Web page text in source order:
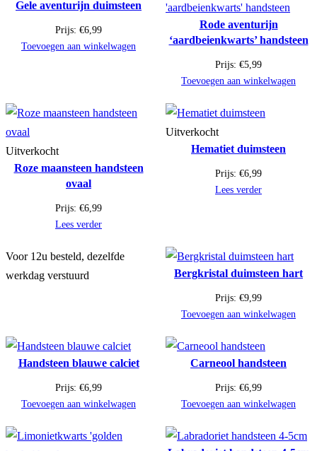
Gele aventurijn duimsteen
Prijs: €6,99
Toevoegen aan winkelwagen
Rode aventurijn
‘aardbeienkwarts’ handsteen
Prijs: €5,99
Toevoegen aan winkelwagen
Uitverkocht
Roze maansteen handsteen
ovaal
Prijs: €6,99
Lees verder
Uitverkocht
Hematiet duimsteen
Prijs: €6,99
Lees verder
Voor 12u besteld, dezelfde
werkdag verstuurd
Bergkristal duimsteen hart
Prijs: €9,99
Toevoegen aan winkelwagen
Handsteen blauwe calciet
Prijs: €6,99
Toevoegen aan winkelwagen
Carneool handsteen
Prijs: €6,99
Toevoegen aan winkelwagen